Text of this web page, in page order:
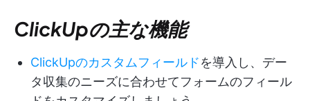
ClickUpの主な機能
ClickUpのカスタムフィールドを導入し、デー
タ収集のニーズに合わせてフォームのフィール